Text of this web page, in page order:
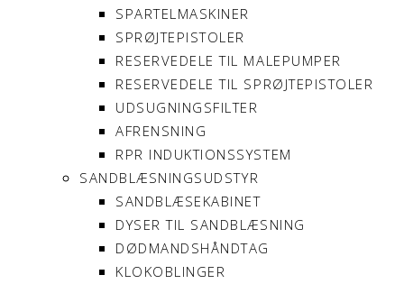
SPARTELMASKINER
SPRØJTEPISTOLER
RESERVEDELE TIL MALEPUMPER
RESERVEDELE TIL SPRØJTEPISTOLER
UDSUGNINGSFILTER
AFRENSNING
RPR INDUKTIONSSYSTEM
SANDBLÆSNINGSUDSTYR
SANDBLÆSEKABINET
DYSER TIL SANDBLÆSNING
DØDMANDSHÅNDTAG
KLOKOBLINGER